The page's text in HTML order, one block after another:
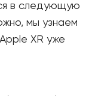
в следующую
мы узнаем
XR уже